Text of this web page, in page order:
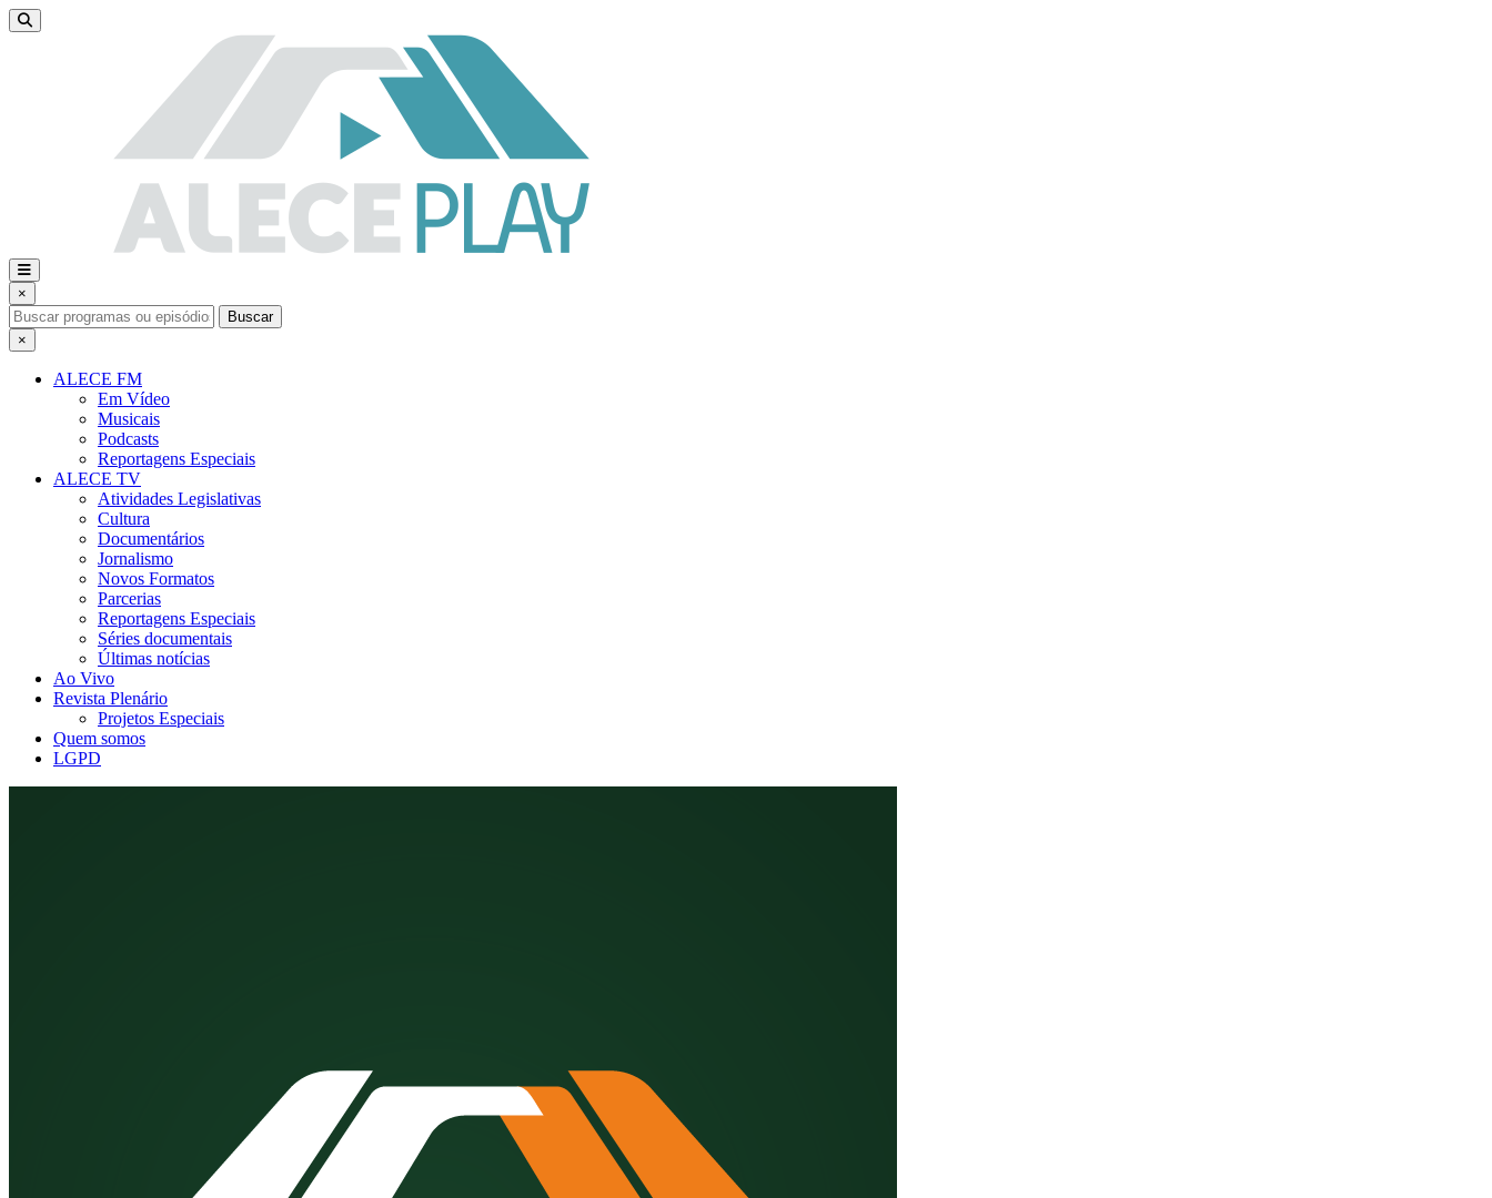
×
Buscar
×
ALECE FM
Em Vídeo
Musicais
Podcasts
Reportagens Especiais
ALECE TV
Atividades Legislativas
Cultura
Documentários
Jornalismo
Novos Formatos
Parcerias
Reportagens Especiais
Séries documentais
Últimas notícias
Ao Vivo
Revista Plenário
Projetos Especiais
Quem somos
LGPD